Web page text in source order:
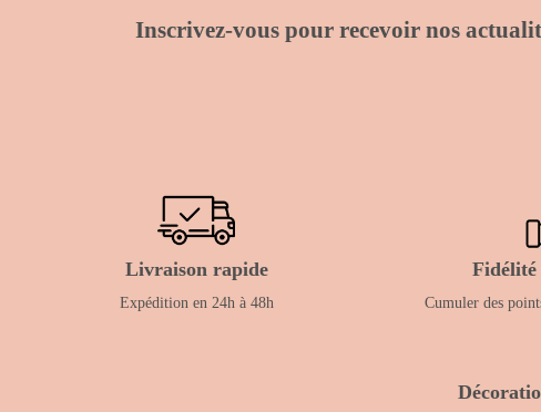
Inscrivez-vous pour recevoir nos
Livraison rapide
Expédition en 24h à 48h
Fidélité
Cumuler des